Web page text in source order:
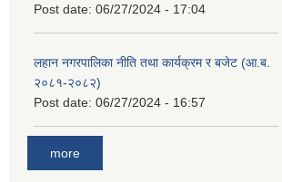
Post date: 06/27/2024 - 17:04
लहान नगरपालिका नीति तथा कार्यक्रम र बजेट (आ.ब.
२०८१-२०८२)
Post date: 06/27/2024 - 16:57
more